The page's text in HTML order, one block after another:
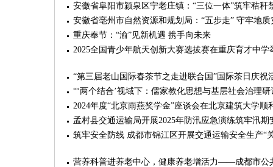
安徽省阜阳市颍泉区宁老庄镇：“三位一体”筑牢秸秆
安徽省亳州市自然资源和规划局：“五步走” 守牢地
重庆奉节：“渝”见新机遇 携手向未来
2025全国青少年航天创新大赛选拔赛在重庆育才中学
“第三届老山国际春茶节之走进联合国”国际茶日庆祝
“‘两个结合’视域下：儒家教化思想与基层社会治理
2024年度“北京雨燕奖学金”座谈会在北京建筑大学顺
孟村县交通运输局开展2025年防汛应急演练筑牢汛期
筑牢安全防线 成都市锦江区开展交通运输安全生产“
营养科普进养老中心，健康养老增活力——成都市公